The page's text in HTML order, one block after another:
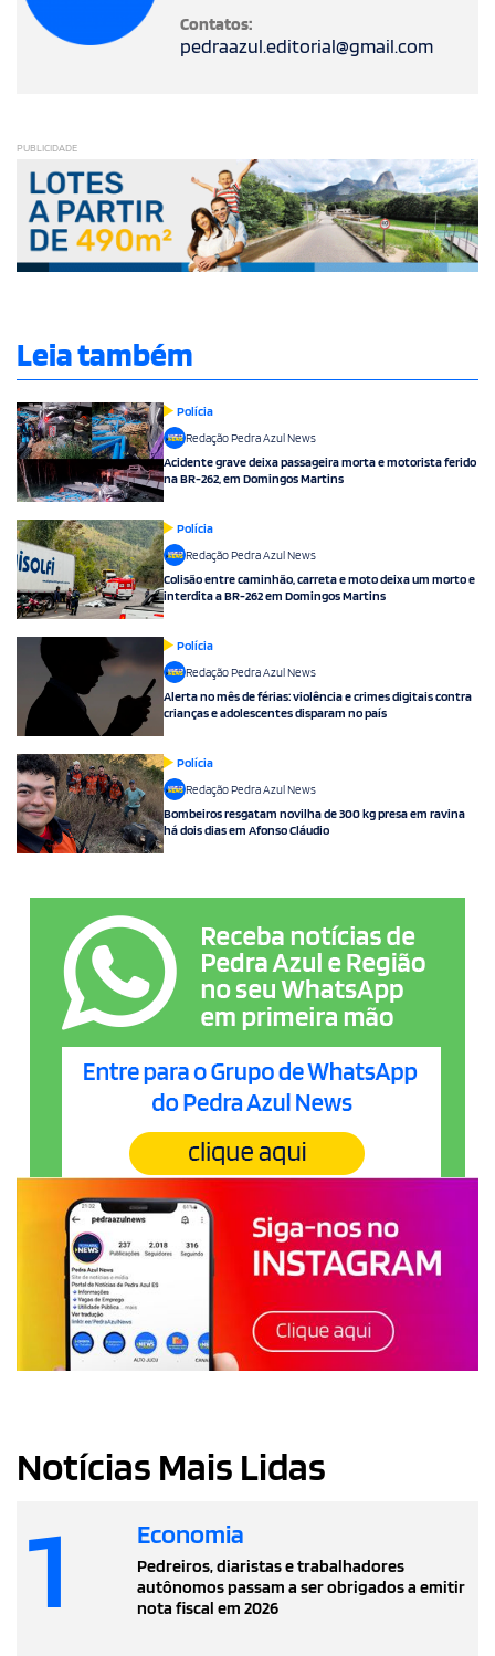
Contatos:
pedraazul.editorial@gmail.com
PUBLICIDADE
Leia também
Polícia
Redação Pedra Azul News
Acidente grave deixa passageira morta e motorista ferido
na BR-262, em Domingos Martins
Polícia
Redação Pedra Azul News
Colisão entre caminhão, carreta e moto deixa um morto e
interdita a BR-262 em Domingos Martins
Polícia
Redação Pedra Azul News
Alerta no mês de férias: violência e crimes digitais contra
crianças e adolescentes disparam no país
Polícia
Redação Pedra Azul News
Bombeiros resgatam novilha de 300 kg presa em ravina
há dois dias em Afonso Cláudio
Notícias Mais Lidas
1 Economia
Pedreiros, diaristas e trabalhadores
autônomos passam a ser obrigados a emitir
nota fiscal em 2026